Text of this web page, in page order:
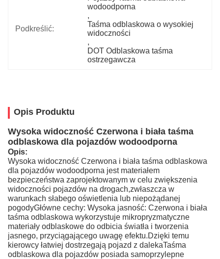
Podkreślić:
wodoodporna
,
Taśma odblaskowa o wysokiej
widoczności
,
DOT Odblaskowa taśma
ostrzegawcza
Opis Produktu
Wysoka widoczność Czerwona i biała taśma
odblaskowa dla pojazdów wodoodporna
Opis:
Wysoka widoczność Czerwona i biała taśma odblaskowa
dla pojazdów wodoodporna jest materiałem
bezpieczeństwa zaprojektowanym w celu zwiększenia
widoczności pojazdów na drogach,zwłaszcza w
warunkach słabego oświetlenia lub niepożądanej
pogodyGłówne cechy: Wysoka jasność: Czerwona i biała
taśma odblaskowa wykorzystuje mikropryzmatyczne
materiały odblaskowe do odbicia światła i tworzenia
jasnego, przyciągającego uwagę efektu.Dzięki temu
kierowcy łatwiej dostrzegają pojazd z dalekaTaśma
odblaskowa dla pojazdów posiada samoprzylepne